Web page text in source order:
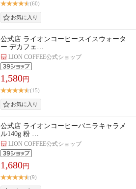
(60)
公式店 ライオンコーヒースイスウォータ
ー デカフェ…
LION COFFEE公式ショップ
1,580円
(15)
公式店 ライオンコーヒーバニラキャラメ
ル140g 粉 …
LION COFFEE公式ショップ
1,680円
(9)